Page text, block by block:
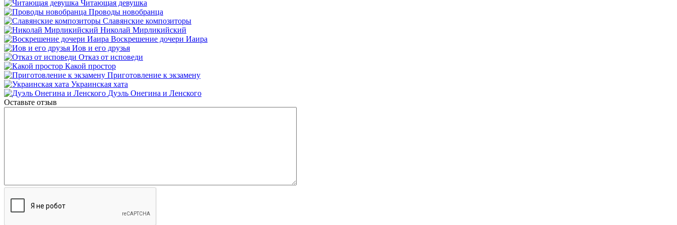
Читающая девушка
Проводы новобранца
Славянские композиторы
Николай Мирликийский
Воскрешение дочери Иаира
Иов и его друзья
Отказ от исповеди
Какой простор
Приготовление к экзамену
Украинская хата
Дуэль Онегина и Ленского
Оставьте отзыв